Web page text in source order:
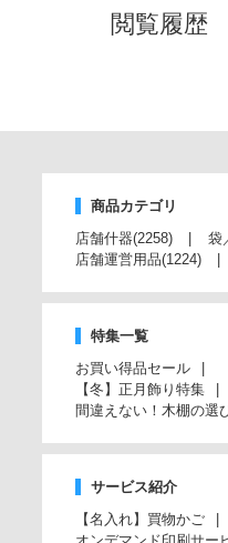
閲覧履歴
商品カテゴリ
店舗什器(2258) 袋
店舗運営用品(1224)
特集一覧
お買い得品セール
【冬】正月飾り特集
間違えない！木棚の選
サービス紹介
【名入れ】買物かご